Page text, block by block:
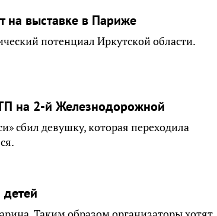
на выставке в Париже
потенциал Иркутской области.
на 2-й Железнодорожной
сбил девушку, которая переходила